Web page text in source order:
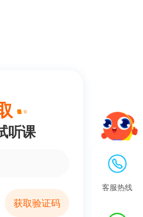
听课
获取验证码
客服热线